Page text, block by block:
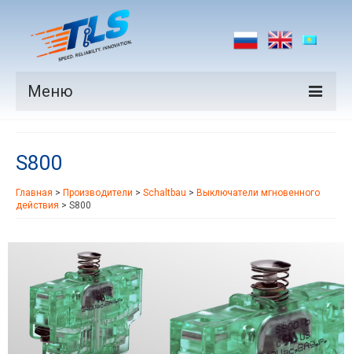
Меню
Производители
Рынки
Контакты
S800
Главная > Производители > Schaltbau > Выключатели мгновенного
действия > S800